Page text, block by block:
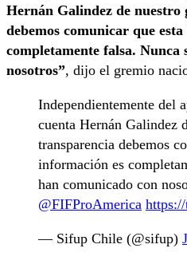
Hernán Galindez de
debemos comunicar que
completamente falsa. Nunca
nosotros”, dijo el gremio
Independientemente del
cuenta Hernán Galindez
transparencia debemos
información es
han comunicado con
@FIFProAmerica
— Sifup Chile (@sifup)